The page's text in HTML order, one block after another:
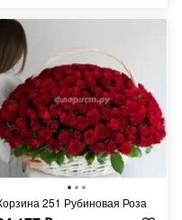
Корзина 251 Рубиновая Роза